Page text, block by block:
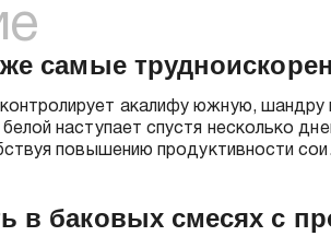
самые
акалифу южную,
белой наступает спустя несколько
повышению продуктивности
в баковых смесях с